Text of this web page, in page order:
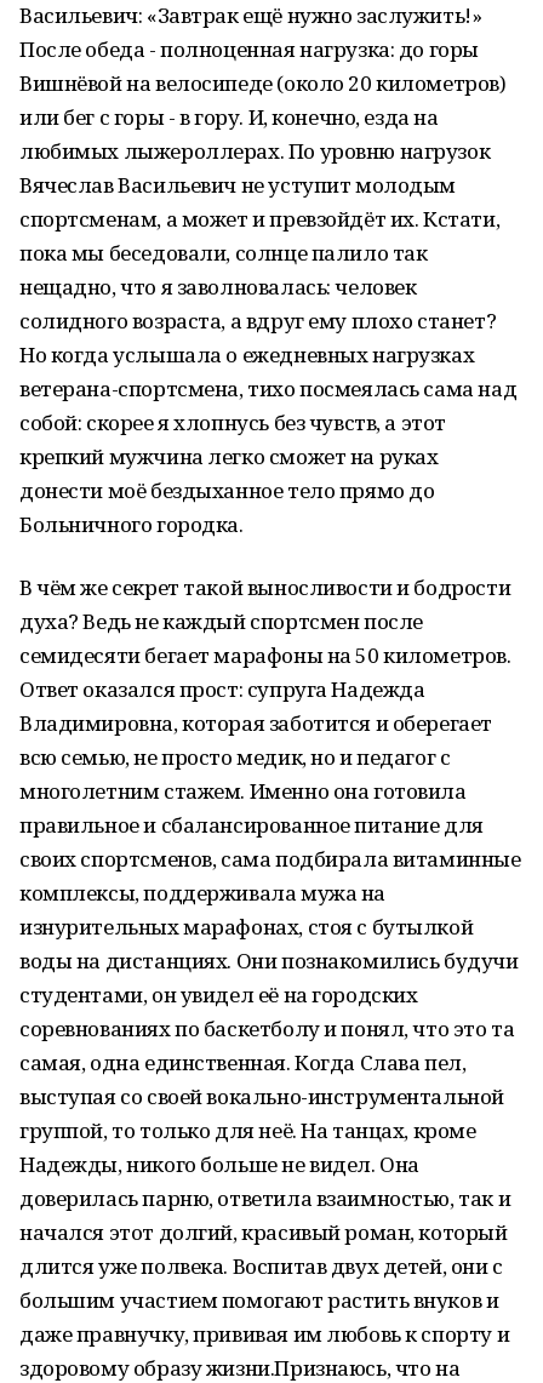
Васильевич: «Завтрак ещё нужно заслужить!»
После обеда - полноценная нагрузка: до горы
Вишнёвой на велосипеде (около 20 километров)
или бег с горы - в гору. И, конечно, езда на
любимых лыжероллерах. По уровню нагрузок
Вячеслав Васильевич не уступит молодым
спортсменам, а может и превзойдёт их. Кстати,
пока мы беседовали, солнце палило так
нещадно, что я заволновалась: человек
солидного возраста, а вдруг ему плохо станет?
Но когда услышала о ежедневных нагрузках
ветерана-спортсмена, тихо посмеялась сама над
собой: скорее я хлопнусь без чувств, а этот
крепкий мужчина легко сможет на руках
донести моё бездыханное тело прямо до
Больничного городка.
В чём же секрет такой выносливости и бодрости
духа? Ведь не каждый спортсмен после
семидесяти бегает марафоны на 50 километров.
Ответ оказался прост: супруга Надежда
Владимировна, которая заботится и оберегает
всю семью, не просто медик, но и педагог с
многолетним стажем. Именно она готовила
правильное и сбалансированное питание для
своих спортсменов, сама подбирала витаминные
комплексы, поддерживала мужа на
изнурительных марафонах, стоя с бутылкой
воды на дистанциях. Они познакомились будучи
студентами, он увидел её на городских
соревнованиях по баскетболу и понял, что это та
самая, одна единственная. Когда Слава пел,
выступая со своей вокально-инструментальной
группой, то только для неё. На танцах, кроме
Надежды, никого больше не видел. Она
доверилась парню, ответила взаимностью, так и
начался этот долгий, красивый роман, который
длится уже полвека. Воспитав двух детей, они с
большим участием помогают растить внуков и
даже правнучку, прививая им любовь к спорту и
здоровому образу жизни.Признаюсь, что на